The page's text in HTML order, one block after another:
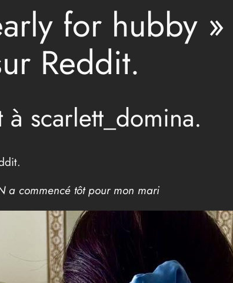
for hubby
Reddit.
scarlett_domina.
a commencé tôt pour mon mari